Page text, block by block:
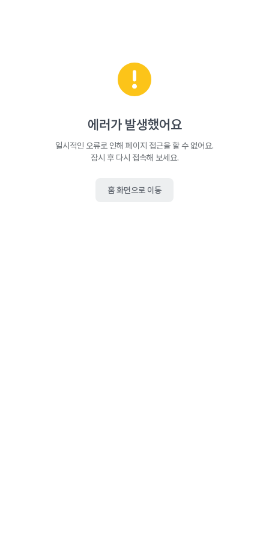
에러가 발생했어요
일시적인 오류로 인해 페이지 접근을 할 수 없어요.
잠시 후 다시 접속해 보세요.
홈 화면으로 이동